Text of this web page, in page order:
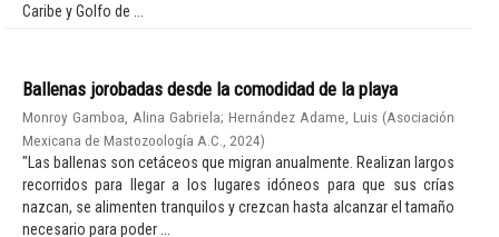
Caribe y Golfo de ...
Ballenas jorobadas desde la comodidad de la playa
Monroy Gamboa, Alina Gabriela; Hernández Adame, Luis (Asociación
Mexicana de Mastozoología A.C.
2024)
"Las ballenas son cetáceos que migran anualmente. Realizan largos
recorridos para llegar a los lugares idóneos para que sus crías
nazcan, se alimenten tranquilos y crezcan hasta alcanzar el tamaño
necesario para poder ...